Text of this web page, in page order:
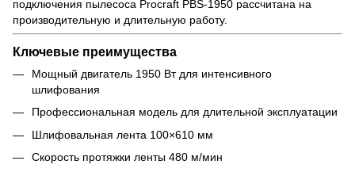
подключения пылесоса Procraft PBS-1950 рассчитана на
производительную и длительную работу.
Ключевые преимущества
Мощный двигатель 1950 Вт для интенсивного
шлифования
Профессиональная модель для длительной эксплуатации
Шлифовальная лента 100×610 мм
Скорость протяжки ленты 480 м/мин